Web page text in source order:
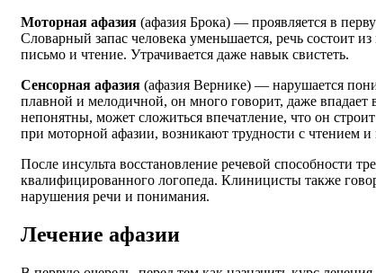
Моторная афазия (афазия Брока) — проявляется в
Словарный запас человека уменьшается, речь состоит
письмо и чтение. Утрачивается даже навык свистеть.
Сенсорная афазия (афазия Вернике) — нарушается
плавной и мелодичной, он много говорит, даже
непонятны, может сложиться впечатление, что он
при моторной афазии, возникают трудности с чтением
После инсульта восстановление речевой способности
квалифицированного логопеда. Клиницисты также
нарушения речи и понимания.
Лечение афазии